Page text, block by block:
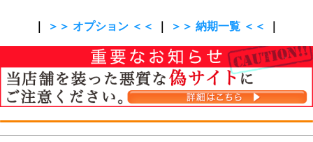
＞＞ オプション ＜＜ ＞＞ 納期一覧 ＜＜